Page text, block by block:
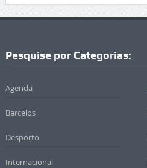
Pesquise por Categorias:
Agenda
Barcelos
Desporto
Internacional